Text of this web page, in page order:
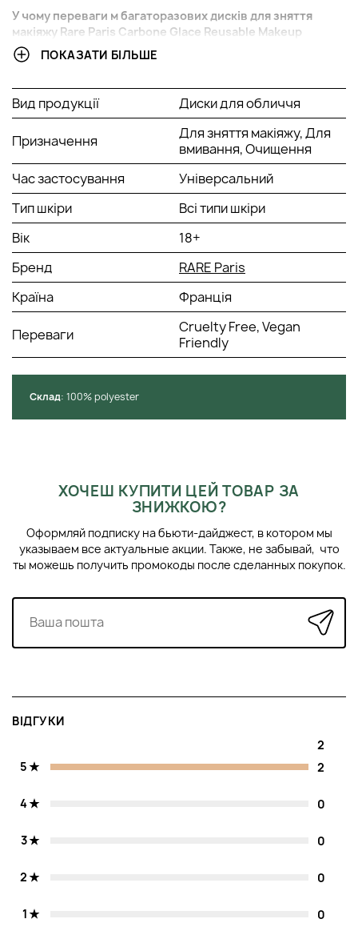
У чому переваги мбагаторазових дисків для зняття
макіяжу Rare Paris Carbone Glace Reusable Makeup
Remover Pads?
Підходить всім типів шкіри;
Гіпоалергенні;
М'яко очищають та знімають макіяж;
Екологічна альтернатива звичайним ватним дискам.
Спосіб застосування:
Нанесіть на еко диск засіб для зняття макіяжу. Протріть
обличчя як звичайним ватним диском. Можна прати диски у
пральній машині за 60 градусів. Якщо пляма надто в'їлася,
ви можете перед пранням намилити її милом. Не
використовуйте кондиціонер (пом'якшувач) для прання,
оскільки він може знизити ефективність продукту.
ПОКАЗАТИ БІЛЬШЕ
Вид продукції Диски для обличчя
Призначення
Для зняття макіяжу, Для
вмивання, Очищення
Час застосування
Універсальний
Тип шкіри
Всі типи шкіри
Вік
18+
Бренд
RARE Paris
Країна
Франція
Переваги
Cruelty Free, Vegan
Friendly
Cклад: 100% polyester
ХОЧЕШ КУПИТИ ЦЕЙ ТОВАР ЗА
ЗНИЖКОЮ?
Оформляй подписку на бьюти-дайджест, в котором мы
указываем все актуальные акции. Также, не забывай, что
ты можешь получить промокоды после сделанных покупок.
ВІДГУКИ
2
5
2
4 0
3 0
2 0
1 0